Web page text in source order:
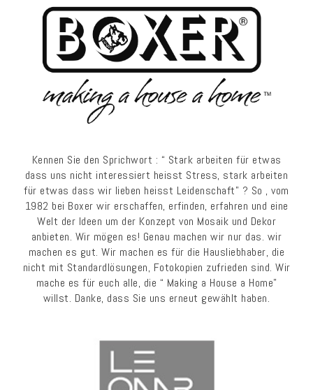
Kennen Sie den Sprichwort : “ Stark arbeiten für etwas
dass uns nicht interessiert heisst Stress, stark arbeiten
für etwas dass wir lieben heisst Leidenschaft” ? So , vom
1982 bei Boxer wir erschaffen, erfinden, erfahren und eine
Welt der Ideen um der Konzept von Mosaik und Dekor
anbieten. Wir mögen es! Genau machen wir nur das. wir
machen es gut. Wir machen es für die Hausliebhaber, die
nicht mit Standardlösungen, Fotokopien zufrieden sind. Wir
mache es für euch alle, die “ Making a House a Home”
willst. Danke, dass Sie uns erneut gewählt haben.